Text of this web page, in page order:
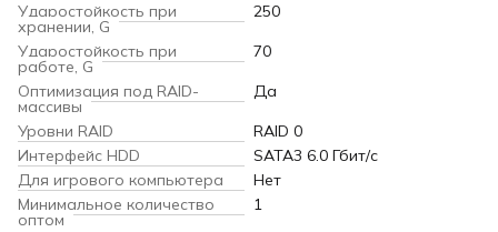
Ударостойкость при
хранении, G
250
Ударостойкость при
работе, G
70
Оптимизация под RAID-
массивы
Да
Уровни RAID
RAID 0
Интерфейс HDD
SATA3 6.0 Гбит/с
Для игрового компьютера
Нет
Минимальное количество
оптом
1